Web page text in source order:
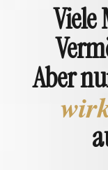
Viele
Aber